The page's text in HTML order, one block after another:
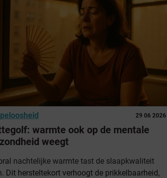
29 06 2026
warmte ook op de mentale
weegt
nachtelijke warmte tast de slaapkwaliteit
. Dit hersteltekort verhoogt de prikkelbaarheid,